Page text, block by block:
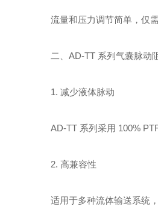
流量和压力调节简单，仅
二、AD-TT 系列气囊脉动
1. 减少液体脉动
AD-TT 系列采用 100%
2. 高兼容性
适用于多种流体输送系统